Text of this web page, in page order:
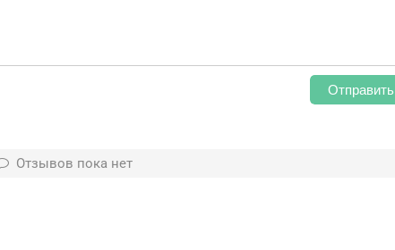
Отправить
Отзывов пока нет